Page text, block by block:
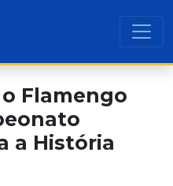
Flamengo
a História